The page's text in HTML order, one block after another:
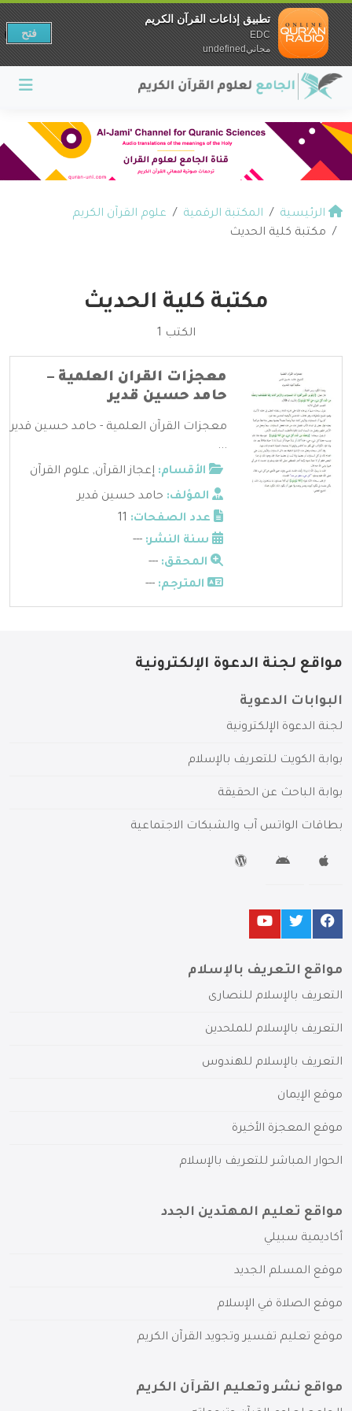
الرئيسية المكتبة الرقمية
علوم القرآن الكريم
مكتبة كلية الحديث
مكتبة كلية الحديث
الكتب 1
معجزات القران العلمية –
حامد حسين قدير
معجزات القرآن العلمية - حامد حسين قدير
...
الأقسام: إعجاز القرآن, علوم القرآن
المؤلف: حامد حسين قدير
عدد الصفحات:
سنة النشر: ---
المحقق: ---
المترجم: ---
مواقع لجنة الدعوة الإلكترونية
البوابات الدعوية
لجنة الدعوة الإلكترونية
بوابة الكويت للتعريف بالإسلام
بوابة الباحث عن الحقيقة
بطاقات الواتس آب والشبكات الاجتماعية
مواقع التعريف بالإسلام
التعريف بالإسلام للنصارى
التعريف بالإسلام للملحدين
التعريف بالإسلام للهندوس
موقع الإيمان
موقع المعجزة الأخيرة
الحوار المباشر للتعريف بالإسلام
مواقع تعليم المهتدين الجدد
أكاديمية سبيلي
موقع المسلم الجديد
موقع الصلاة في الإسلام
موقع تعليم تفسير وتجويد القرآن الكريم
مواقع نشر وتعليم القرآن الكريم
تطبيق إذاعات القرآن الكريم
EDC
مجانيundefined
فتح